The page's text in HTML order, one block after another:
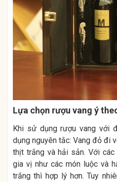
Lựa chọn rượu vang ý
Khi sử dụng rượu vang với
dụng nguyên tắc: Vang đỏ đi
thịt trắng và hải sản. Với
gia vị như các món luộc và
trắng thì hợp lý hơn. Tuy